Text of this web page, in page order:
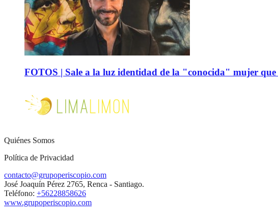
FOTOS | Sale a la luz identidad de la "conocida" mujer
Quiénes Somos
Política de Privacidad
contacto@grupoperiscopio.com
José Joaquín Pérez 2765, Renca - Santiago.
Teléfono: +56228858626
www.grupoperiscopio.com